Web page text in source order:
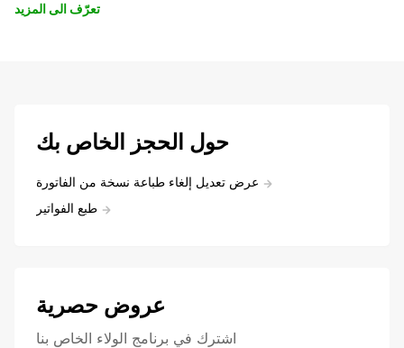
تعرّف الى المزيد
حول الحجز الخاص بك
عرض تعديل إلغاء طباعة نسخة من الفاتورة
طبع الفواتير
عروض حصرية
اشترك في برنامج الولاء الخاص بنا